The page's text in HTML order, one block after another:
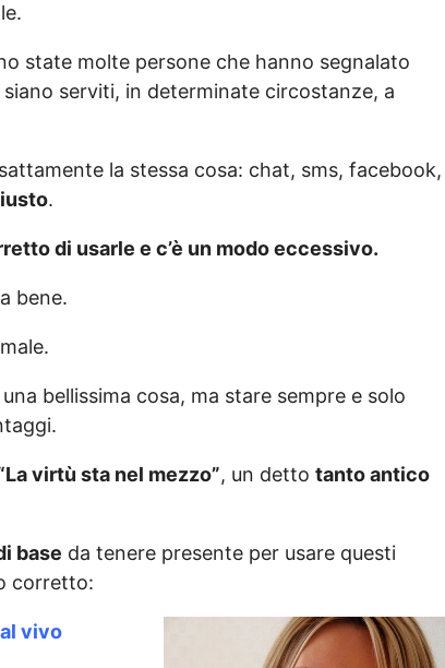
state molte persone che hanno segnalato
serviti, in determinate circostanze, a
la stessa cosa: chat, sms, facebook,
.
di usarle e c’è un modo eccessivo.
bene.
bellissima cosa, ma stare sempre e solo
virtù sta nel mezzo”, un dettotanto antico
base da tenere presente per usare questi
corretto:
vivo